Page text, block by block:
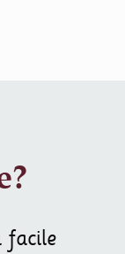
facile